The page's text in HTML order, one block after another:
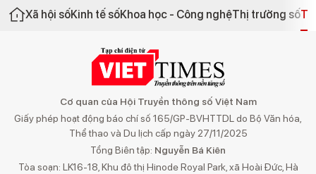
Xã hội sốKinh tế sốKhoa học - Công nghệThị trường số
Cơ quan của Hội Truyền thông số Việt Nam
Giấy phép hoạt động báo chí số 165/GP-BVHTTDL do Bộ Văn hóa,
Thể thao và Du lịch cấp ngày 27/11/2025
Tổng Biên tập: Nguyễn Bá Kiên
Tòa soạn: LK16-18, Khu đô thị Hinode Royal Park, xã Hoài Đức, Hà